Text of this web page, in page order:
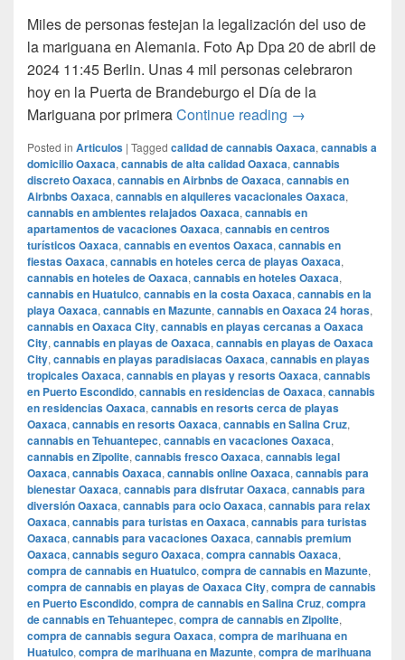
Miles de personas festejan la legalización del uso de
la mariguana en Alemania. Foto Ap Dpa 20 de abril de
2024 11:45 Berlin. Unas 4 mil personas celebraron
hoy en la Puerta de Brandeburgo el Día de la
Mariguana por primeraContinue reading Miles celebran
→
Posted in Articulos | Tagged calidad de cannabis Oaxaca, cannabis a
domicilio Oaxaca, cannabis de alta calidad Oaxaca, cannabis
discreto Oaxaca, cannabis en Airbnbs de Oaxaca, cannabis en
Airbnbs Oaxaca, cannabis en alquileres vacacionales Oaxaca,
cannabis en ambientes relajados Oaxaca, cannabis en
apartamentos de vacaciones Oaxaca, cannabis en centros
turísticos Oaxaca, cannabis en eventos Oaxaca, cannabis en
fiestas Oaxaca, cannabis en hoteles cerca de playas Oaxaca,
cannabis en hoteles de Oaxaca, cannabis en hoteles Oaxaca,
cannabis en Huatulco, cannabis en la costa Oaxaca, cannabis en la
playa Oaxaca, cannabis en Mazunte, cannabis en Oaxaca 24 horas,
cannabis en Oaxaca City, cannabis en playas cercanas a Oaxaca
City, cannabis en playas de Oaxaca, cannabis en playas de Oaxaca
City, cannabis en playas paradisiacas Oaxaca, cannabis en playas
tropicales Oaxaca, cannabis en playas y resorts Oaxaca, cannabis
en Puerto Escondido, cannabis en residencias de Oaxaca, cannabis
en residencias Oaxaca, cannabis en resorts cerca de playas
Oaxaca, cannabis en resorts Oaxaca, cannabis en Salina Cruz,
cannabis en Tehuantepec, cannabis en vacaciones Oaxaca,
cannabis en Zipolite, cannabis fresco Oaxaca, cannabis legal
Oaxaca, cannabis Oaxaca, cannabis online Oaxaca, cannabis para
bienestar Oaxaca, cannabis para disfrutar Oaxaca, cannabis para
diversión Oaxaca, cannabis para ocio Oaxaca, cannabis para relax
Oaxaca, cannabis para turistas en Oaxaca, cannabis para turistas
Oaxaca, cannabis para vacaciones Oaxaca, cannabis premium
Oaxaca, cannabis seguro Oaxaca, compra cannabis Oaxaca,
compra de cannabis en Huatulco, compra de cannabis en Mazunte,
compra de cannabis en playas de Oaxaca City, compra de cannabis
en Puerto Escondido, compra de cannabis en Salina Cruz, compra
de cannabis en Tehuantepec, compra de cannabis en Zipolite,
compra de cannabis segura Oaxaca, compra de marihuana en
Huatulco, compra de marihuana en Mazunte, compra de marihuana